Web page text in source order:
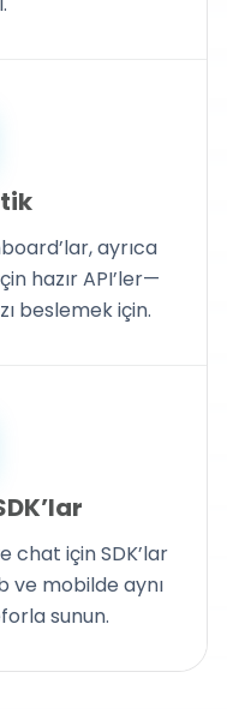
ayrıca
hazır API’ler—
beslemek için.
chat için SDK’lar
ve mobilde aynı
sunun.